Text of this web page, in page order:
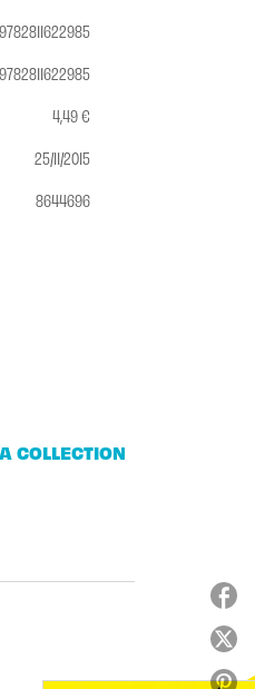
9782811622985
9782811622985
4,49 €
25/11/2015
8644696
COLLECTION